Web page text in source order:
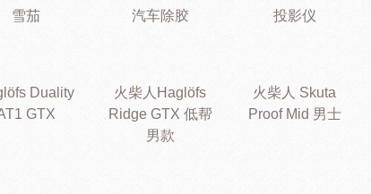
雪茄 汽车除胶 投影仪
Duality
GTX
火柴人Haglöfs
Ridge GTX 低帮
男款
火柴人 Skuta
Proof Mid 男士